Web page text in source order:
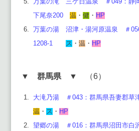
万葉の滝 三ケ日温泉 ＃049：静岡
下尾奈200
温 ・ 健 ・ HP
万葉の湯
沼津・湯河原温泉 ＃
1208-1
ス ・ 温 ・ HP
▼ 群馬県 ▼ （6）
大滝乃湯 ＃043：群馬県吾妻郡草
温 ・ ス ・ HP
望郷の湯 ＃016：群馬県沼田市白